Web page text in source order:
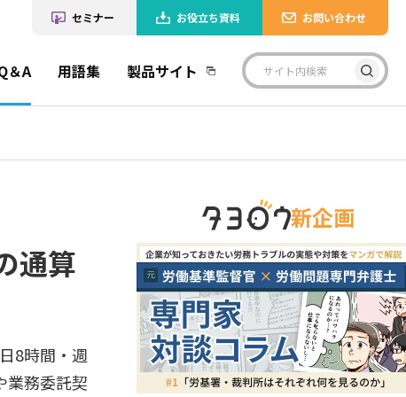
＆A 用語集 製品サイト
セミナー お役立ち資料 お問い合わせ
通算
8時間・週
業務委託契
新企画